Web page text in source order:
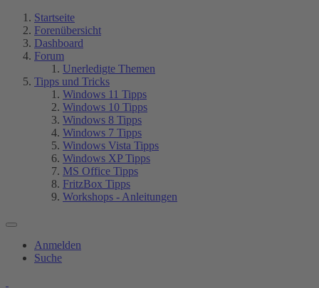
Startseite
Forenübersicht
Dashboard
Forum
Unerledigte Themen
Tipps und Tricks
Windows 11 Tipps
Windows 10 Tipps
Windows 8 Tipps
Windows 7 Tipps
Windows Vista Tipps
Windows XP Tipps
MS Office Tipps
FritzBox Tipps
Workshops - Anleitungen
Anmelden
Suche